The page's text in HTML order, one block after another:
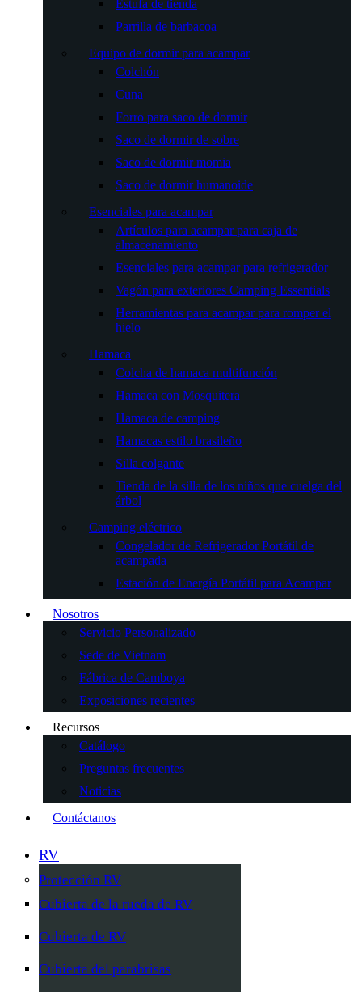
Estufa de tienda
Parrilla de barbacoa
Equipo de dormir para acampar
Colchón
Cuna
Forro para saco de dormir
Saco de dormir de sobre
Saco de dormir momia
Saco de dormir humanoide
Esenciales para acampar
Artículos para acampar para caja de
almacenamiento
Esenciales para acampar para refrigerador
Vagón para exteriores Camping Essentials
Herramientas para acampar para romper el
hielo
Hamaca
Colcha de hamaca multifunción
Hamaca con Mosquitera
Hamaca de camping
Hamacas estilo brasileño
Silla colgante
Tienda de la silla de los niños que cuelga del
árbol
Camping eléctrico
Congelador de Refrigerador Portátil de
acampada
Estación de Energía Portátil para Acampar
Nosotros
Servicio Personalizado
Sede de Vietnam
Fábrica de Camboya
Exposiciones recientes
Recursos
Catálogo
Preguntas frecuentes
Noticias
Contáctanos
RV
Protección RV
Cubierta de la rueda de RV
Cubierta de RV
Cubierta del parabrisas